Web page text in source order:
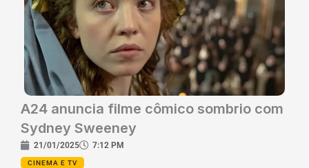
A24 anuncia filme cômico sombrio com
Sydney Sweeney
21/01/2025 7:12 PM
CINEMA E TV